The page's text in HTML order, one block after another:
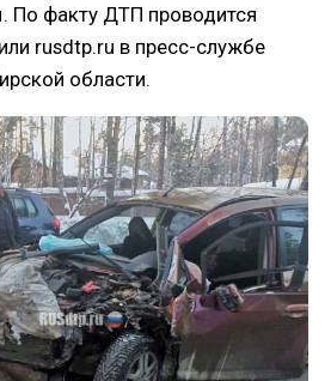
По факту ДТП проводится
rusdtp.ru в пресс-службе
области.